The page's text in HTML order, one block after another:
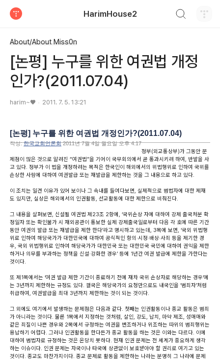
HarimHouse2
About/About Miss0n
[논평] 누구를 위한 여권법 개정
인가?(2011.07.04)
harim~♥ 2011. 7. 5. 13:21
[논평] 누구를 위한 여권법 개정인가?(2011.07.04)
작성:한국교회언론회2011년 7월 4일 월요일 오후 4:17
정부(외교통상부)가 그동안 문
제점이 많은 것으로 알려진 “여권법”을 기어이 국무회의에서 곧 통과시키려 하여, 반발을 사
고 있다. 정부가 이 법을 개정하려는 목적은 한국인이 해외에서의 위법행위로 인하여 국위를
손상한 사람에 대하여 여권발급 또는 재발급을 제한하는 것을 그 내용으로 하고 있다.
이 조치는 일견 이유가 있어 보이나 그 속내를 들여다보면, 실제적으로 범법자에 대한 제재
도 있지만, 실상은 해외에서의 인권활동, 선교활동에 대한 제한으로 비춰진다.
그 내용을 살펴보면, 신설될 여권법 제23조 2항에, ‘국위손상 자에 대하여 강제 출국처분 확
정일자 또는 확인불가 시 재외공관이 통보한 실제 강제출국일로부터 다음 각 호에 따른 기간
동안 여권의 발급 또는 재발급을 제한 한다’라고 명시하고 있는데, 3목에 보면, ‘국외 위법행
위로 인하여 해당국가가 대한민국에 대하여 공식적인 항의·시정·배상·사죄 등을 제기한 경
우, 국외 위법행위로 인하여 해당국가가 대한민국 또는 대한민국 국민에 대하여 권익을 제한
하거나 의무를 부과하는 정책을 신설·강화한 경우’ 등에 1년간 여권 발급에 제한을 가한다는
것이다.
또 제1목에서는 ‘여권 발급 제한 기간이 종료하기 전에 재차 국위 손상자로 해당하는 경우’에
는 3년까지 제한하는 규정도 있다. 결국은 해당국가의 요청만으로도 내국인을 ‘범죄자’처럼
취급하여, 여권발급을 최대 3년까지 제한하는 것이 되는 것이다.
그 외에도 여기에서 발생하는 문제점은 다음과 같다. 첫째는 인권활동이나 종교 활동은 범죄
가 아니라는 것이다. 물론 1목에서 지정하는 것처럼, 살인, 강도, 납치, 마약 제조, 성매매와
같은 죄질이 나쁜 경우와 2목에서 규정하는 여권을 변조하거나 위조하는 따위의 범죄행위는
용납하기 어렵다. 그러나 인권활동을 한다든가 종교 활동을 하는 것은 이와는 다르다. 이에
대하여 범법자로 규정하는 것은 온당치 못하다. 현재 인권 문제는 전 세계가 중요하게 생각
하는 이슈이다. 인권 문제는 자국이나 타국에 상관없이 보호받아야 할 권리로 여기고 있는
것이다. 종교도 마찬가지이다. 종교 문제로 활동을 제한하는 나라는 분명히 그 나라에 문제